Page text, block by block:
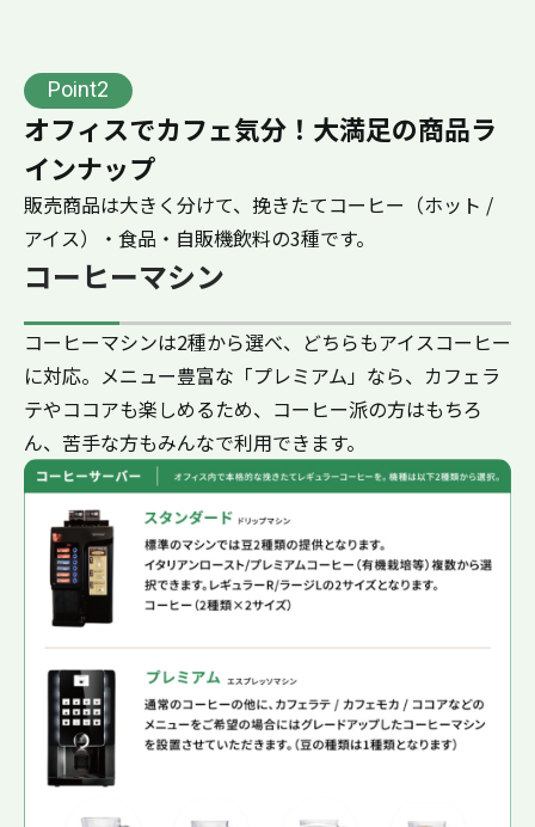
Point2
オフィスでカフェ気分！大満足の商品ラ
インナップ
販売商品は大きく分けて、挽きたてコーヒー（ホット /
アイス）・食品・自販機飲料の3種です。
コーヒーマシン
コーヒーマシンは2種から選べ、どちらもアイスコーヒー
に対応。メニュー豊富な「プレミアム」なら、カフェラ
テやココアも楽しめるため、コーヒー派の方はもちろ
ん、苦手な方もみんなで利用できます。